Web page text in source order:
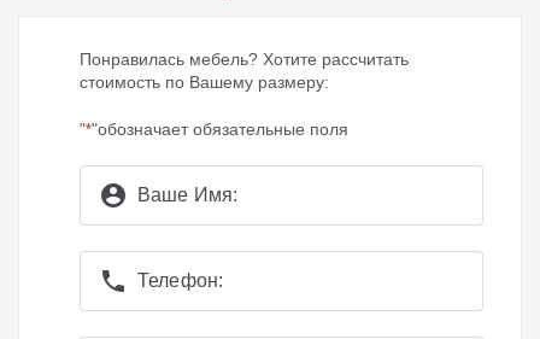
Понравилась мебель? Хотите рассчитать
стоимость по Вашему размеру:
"*"обозначает обязательные поля
account_circle Ваше Имя:
phone Телефон: